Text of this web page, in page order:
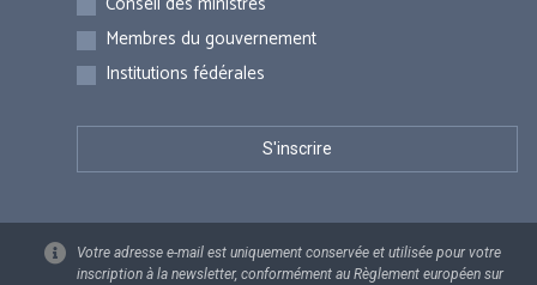
Membres du gouvernement
Institutions fédérales
Votre adresse e-mail est uniquement conservée et utilisée pour votre
inscription à la newsletter, conformément au Règlement européen sur